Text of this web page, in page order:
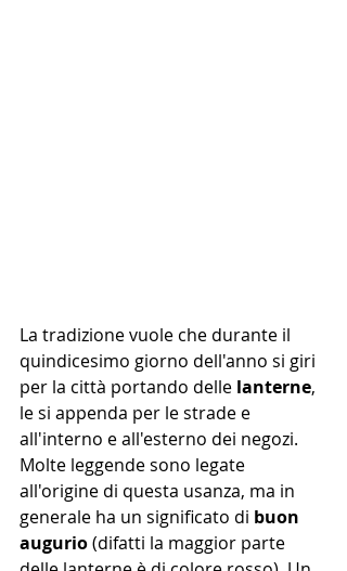
La tradizione vuole che durante il
quindicesimo giorno dell'anno si giri
per la città portando delle lanterne,
le si appenda per le strade e
all'interno e all'esterno dei negozi.
Molte leggende sono legate
all'origine di questa usanza, ma in
generale ha un significato di buon
augurio (difatti la maggior parte